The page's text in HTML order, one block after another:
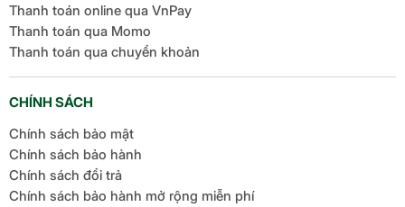
Thanh toán online qua VnPay
Thanh toán qua Momo
Thanh toán qua chuyển khoản
CHÍNH SÁCH
Chính sách bảo mật
Chính sách bảo hành
Chính sách đổi trả
Chính sách bảo hành mở rộng miễn phí